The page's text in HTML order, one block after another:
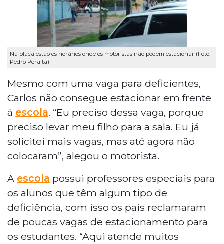
Na placa estão os horários onde os motoristas não podem estacionar (Foto:
Pedro Peralta)
Mesmo com uma vaga para deficientes,
Carlos não consegue estacionar em frente
á escola. “Eu preciso dessa vaga, porque
preciso levar meu filho para a sala. Eu já
solicitei mais vagas, mas até agora não
colocaram”, alegou o motorista.
A escola possui professores especiais para
os alunos que têm algum tipo de
deficiência, com isso os pais reclamaram
de poucas vagas de estacionamento para
os estudantes. “Aqui atende muitos